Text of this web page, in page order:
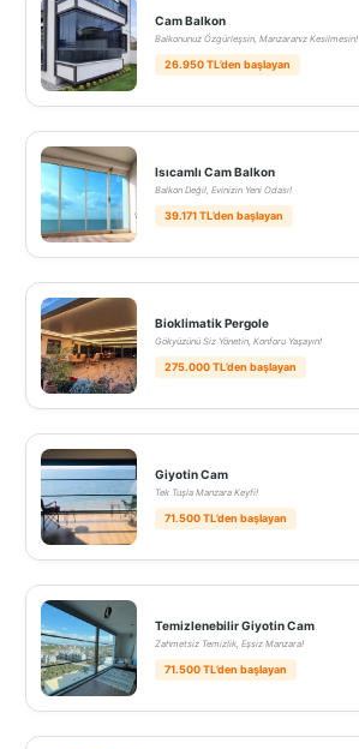
Cam Balkon
Balkonunuz Özgürleşsin, Manzaranız Kesilmesin!
26.950 TL’den başlayan
Isıcamlı Cam Balkon
Balkon Değil, Evinizin Yeni Odası!
39.171 TL’den başlayan
Bioklimatik Pergole
Gökyüzünü Siz Yönetin, Konforu Yaşayın!
275.000 TL’den başlayan
Giyotin Cam
Tek Tuşla Manzara Keyfi!
71.500 TL’den başlayan
Temizlenebilir Giyotin Cam
Zahmetsiz Temizlik, Eşsiz Manzara!
71.500 TL’den başlayan